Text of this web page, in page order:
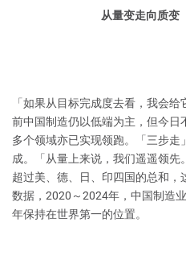
从量变走向质
「如果从目标完成度去看，我会
前中国制造仍以低端为主，但今
多个领域亦已实现领跑。「三步
成。「从量上来说，我们遥遥领
超过美、德、日、印四国的总和
数据，2020～2024年，中国制造
年保持在世界第一的位置。